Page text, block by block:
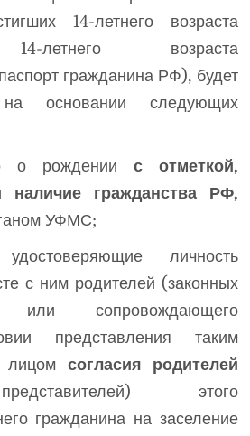
14-летнего возраста
летнего возраста
гражданина РФ), будет
на основании следующих
о рождениис отметкой,
наличие гражданства РФ,
УФМС;
личность
с ним родителей (законных
или сопровождающего
представления таким
лицом согласия родителей
этого
гражданина на заселение